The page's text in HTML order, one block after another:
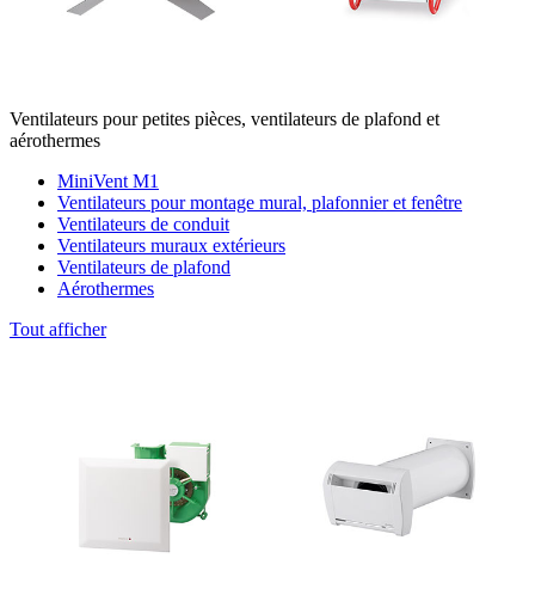
Ventilateurs pour petites pièces, ventilateurs de plafond et
aérothermes
MiniVent M1
Ventilateurs pour montage mural, plafonnier et fenêtre
Ventilateurs de conduit
Ventilateurs muraux extérieurs
Ventilateurs de plafond
Aérothermes
Tout afficher